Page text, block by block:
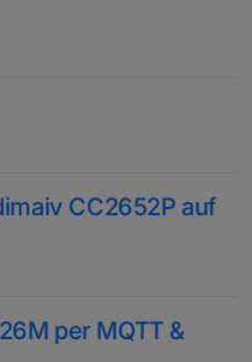
CC2652P auf
per MQTT &